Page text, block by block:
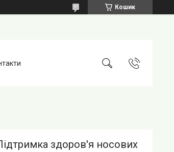
Кошик
здоров'я носових